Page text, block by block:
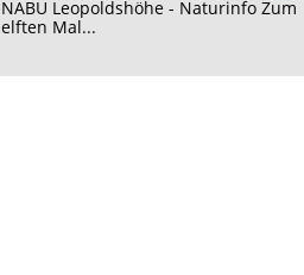
NABU Leopoldshöhe - Naturinfo Zum
elften Mal...